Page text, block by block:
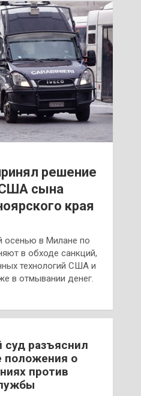
решение
США сына
края
осенью в Милане по
в обходе санкций,
технологий США и
в отмывании денег.
суд разъяснил
положения о
против